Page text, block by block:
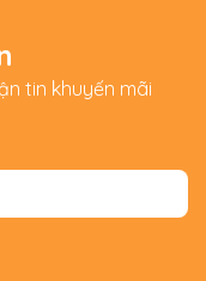
tin khuyến mãi